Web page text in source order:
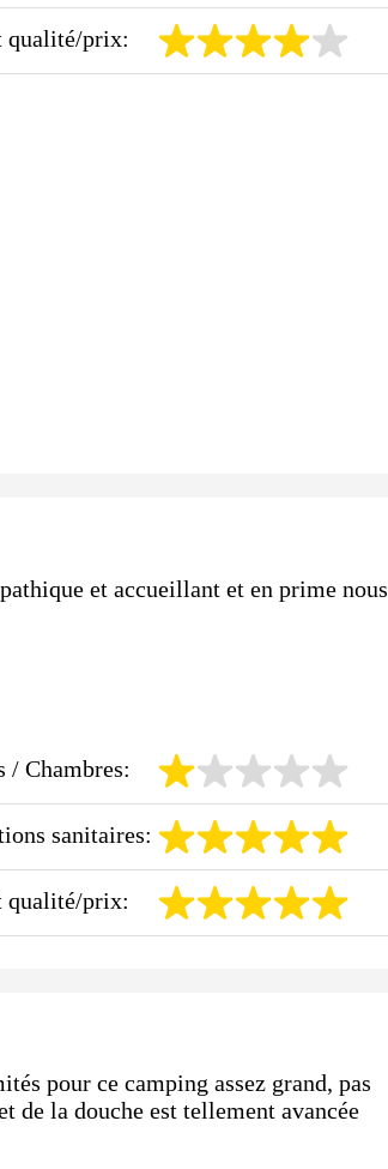
qualité/prix:
et accueillant et en prime nous
/ Chambres:
sanitaires:
qualité/prix:
pour ce camping assez grand, pas
de la douche est tellement avancée